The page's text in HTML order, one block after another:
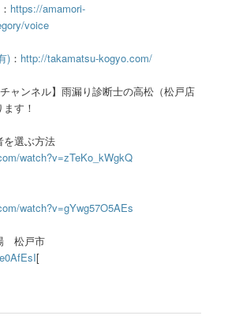
https://amamori-
voice
) ： http://takamatsu-kogyo.com/
ャンネル】雨漏り診断士の高松（松戸店
す！
を選ぶ方法
watch?v=zTeKo_kWgkQ
watch?v=gYwg57O5AEs
松戸市
[